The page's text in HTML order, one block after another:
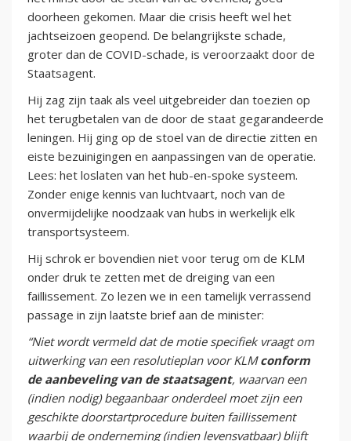
doorheen gekomen. Maar die crisis heeft wel het
jachtseizoen geopend. De belangrijkste schade,
groter dan de COVID-schade, is veroorzaakt door de
Staatsagent.
Hij zag zijn taak als veel uitgebreider dan toezien op
het terugbetalen van de door de staat gegarandeerde
leningen. Hij ging op de stoel van de directie zitten en
eiste bezuinigingen en aanpassingen van de operatie.
Lees: het loslaten van het hub-en-spoke systeem.
Zonder enige kennis van luchtvaart, noch van de
onvermijdelijke noodzaak van hubs in werkelijk elk
transportsysteem.
Hij schrok er bovendien niet voor terug om de KLM
onder druk te zetten met de dreiging van een
faillissement. Zo lezen we in een tamelijk verrassend
passage in zijn laatste brief aan de minister:
“Niet wordt vermeld dat de motie specifiek vraagt om
uitwerking van een resolutieplan voor KLMconform
de aanbeveling van de staatsagent, waarvan een
(indien nodig) begaanbaar onderdeel moet zijn een
geschikte doorstartprocedure buiten faillissement
waarbij de onderneming (indien levensvatbaar) blijft